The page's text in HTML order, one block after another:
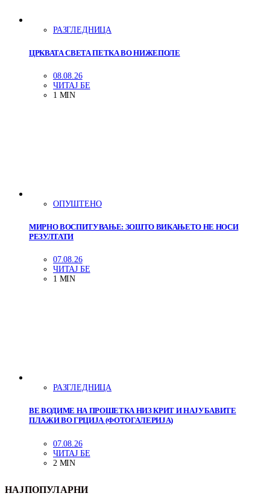
РАЗГЛЕДНИЦА
ЦРКВАТА СВЕТА ПЕТКА ВО НИЖЕПОЛЕ
08.08.26
ЧИТАЈ БЕ
1 MIN
ОПУШТЕНО
МИРНО ВОСПИТУВАЊЕ: ЗОШТО ВИКАЊЕТО НЕ НОСИ
РЕЗУЛТАТИ
07.08.26
ЧИТАЈ БЕ
1 MIN
РАЗГЛЕДНИЦА
ВЕ ВОДИМЕ НА ПРОШЕТКА НИЗ КРИТ И НАЈУБАВИТЕ
ПЛАЖИ ВО ГРЦИЈА (ФОТОГАЛЕРИЈА)
07.08.26
ЧИТАЈ БЕ
2 MIN
НАЈПОПУЛАРНИ